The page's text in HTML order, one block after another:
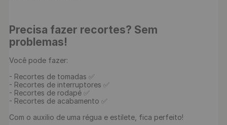
Precisa fazer recortes? Sem
problemas!
Você pode fazer:
- Recortes de tomadas ✅
- Recortes de interruptores ✅
- Recortes de rodapé ✅
- Recortes de acabamento ✅
Com o auxilio de uma régua e estilete, fica perfeito!